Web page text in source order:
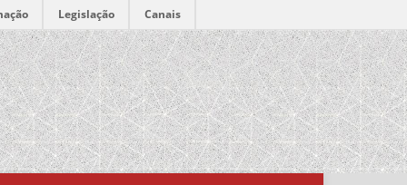
Legislação Canais